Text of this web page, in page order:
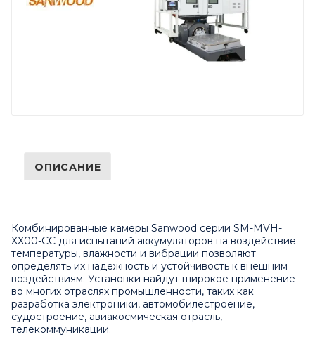
ОПИСАНИЕ
Комбинированные камеры Sanwood серии SM-MVH-
XX00-CC для испытаний аккумуляторов на воздействие
температуры, влажности и вибрации позволяют
определять их надежность и устойчивость к внешним
воздействиям. Установки найдут широкое применение
во многих отраслях промышленности, таких как
разработка электроники, автомобилестроение,
судостроение, авиакосмическая отрасль,
телекоммуникации.